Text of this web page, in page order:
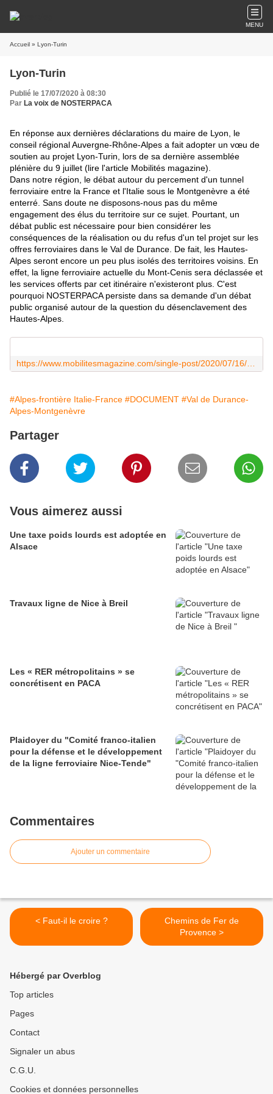
MENU
Accueil » Lyon-Turin
Lyon-Turin
Publié le 17/07/2020 à 08:30
Par La voix de NOSTERPACA
En réponse aux dernières déclarations du maire de Lyon, le
conseil régional Auvergne-Rhône-Alpes a fait adopter un vœu de
soutien au projet Lyon-Turin, lors de sa dernière assemblée
plénière du 9 juillet (lire l'article Mobilités magazine).
Dans notre région, le débat autour du percement d'un tunnel
ferroviaire entre la France et l'Italie sous le Montgenèvre a été
enterré. Sans doute ne disposons-nous pas du même
engagement des élus du territoire sur ce sujet. Pourtant, un
débat public est nécessaire pour bien considérer les
conséquences de la réalisation ou du refus d'un tel projet sur les
offres ferroviaires dans le Val de Durance. De fait , les Hautes-
Alpes seront encore un peu plus isolés des territoires voisins. En
effet, la ligne ferroviaire actuelle du Mont-Cenis sera déclassée et
les services offerts par cet itinéraire n'existeront plus. C'est
pourquoi NOSTERPACA persiste dans sa demande d'un débat
public organisé autour de la question du désenclavement des
Hautes-Alpes.
#Alpes-frontière Italie-France #DOCUMENT #Val de Durance-
Alpes-Montgenèvre
Partager
Vous aimerez aussi
Une taxe poids lourds est adoptée en
Alsace
Travaux ligne de Nice à Breil
Les « RER métropolitains » se
concrétisent en PACA
Plaidoyer du "Comité franco-italien
pour la défense et le développement
de la ligne ferroviaire Nice-Tende"
Commentaires
Ajouter un commentaire
< Faut-il le croire ?
Chemins de Fer de
Provence >
Hébergé par Overblog
Top articles
Pages
Contact
Signaler un abus
C.G.U.
Cookies et données personnelles